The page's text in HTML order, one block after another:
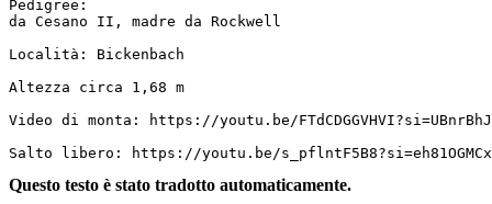
Pedigree:
da Cesano II, madre da Rockwell
Località: Bickenbach
Altezza circa 1,68 m
Video di monta: https://youtu.be/
Salto libero: https://youtu.be/
Questo testo è stato tradotto automaticamente.